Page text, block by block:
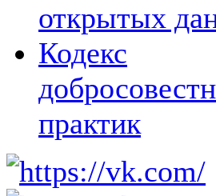
открытых
Кодекс
практик